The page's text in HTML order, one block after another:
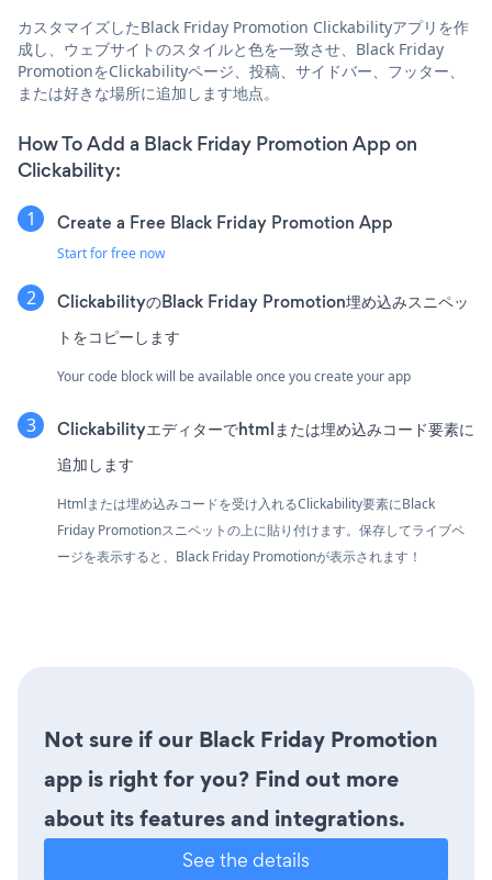
カスタマイズしたBlack Friday Promotion Clickabilityアプリを作
成し、ウェブサイトのスタイルと色を一致させ、Black Friday
PromotionをClickabilityページ、投稿、サイドバー、フッター、
または好きな場所に追加します地点。
How To Add a Black Friday Promotion App on
Clickability:
Create a Free Black Friday Promotion App
Start for free now
ClickabilityのBlack Friday Promotion埋め込みスニペッ
トをコピーします
Your code block will be available once you create your app
Clickabilityエディターでhtmlまたは埋め込みコード要素に
追加します
Htmlまたは埋め込みコードを受け入れるClickability要素にBlack
Friday Promotionスニペットの上に貼り付けます。保存してライブペ
ージを表示すると、Black Friday Promotionが表示されます！
Not sure if our Black Friday Promotion
app is right for you? Find out more
about its features and integrations.
See the details